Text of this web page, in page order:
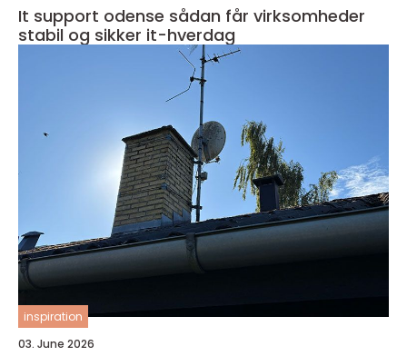
It support odense sådan får virksomheder
stabil og sikker it-hverdag
inspiration
03. June 2026